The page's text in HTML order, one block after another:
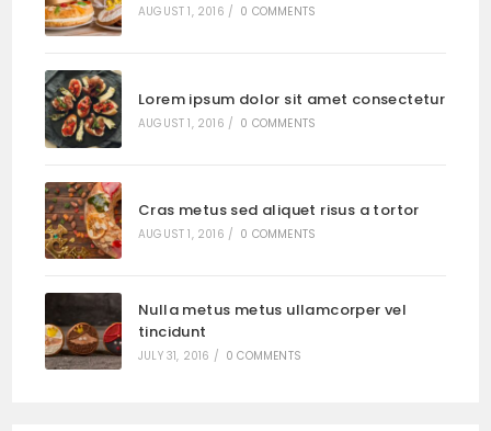
AUGUST 1, 2016 / 0 COMMENTS
Lorem ipsum dolor sit amet consectetur
AUGUST 1, 2016 / 0 COMMENTS
Cras metus sed aliquet risus a tortor
AUGUST 1, 2016 / 0 COMMENTS
Nulla metus metus ullamcorper vel
tincidunt
JULY 31, 2016 / 0 COMMENTS